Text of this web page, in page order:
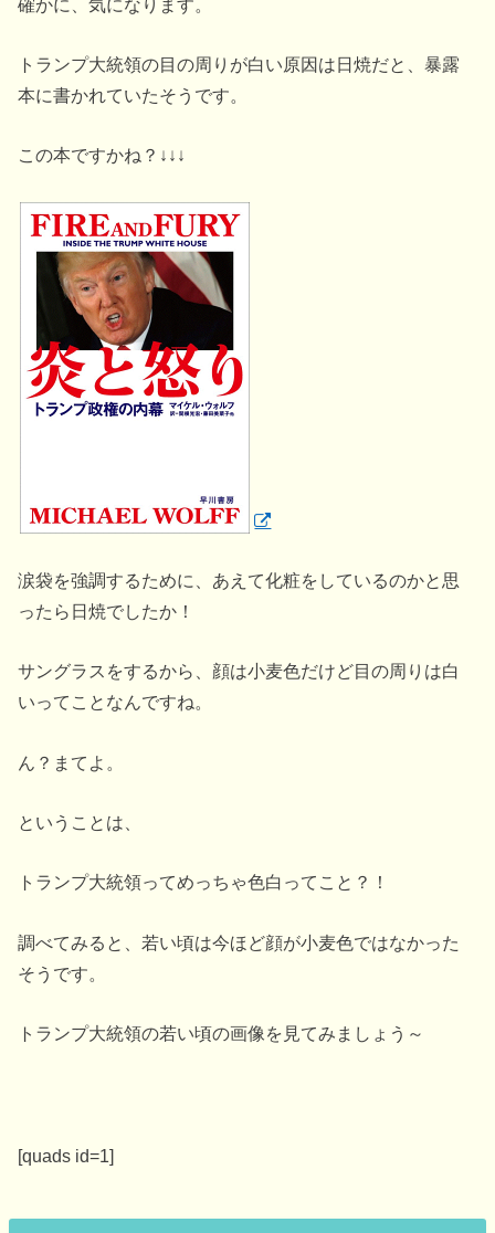
トランプ大統領の目の周りが白い原因は日焼だと、暴露
本に書かれていたそうです。
この本ですかね？↓↓↓
涙袋を強調するために、あえて化粧をしているのかと思
ったら日焼でしたか！
サングラスをするから、顔は小麦色だけど目の周りは白
いってことなんですね。
ん？まてよ。
ということは、
トランプ大統領ってめっちゃ色白ってこと？！
調べてみると、若い頃は今ほど顔が小麦色ではなかった
そうです。
トランプ大統領の若い頃の画像を見てみましょう～
[quads id=1]